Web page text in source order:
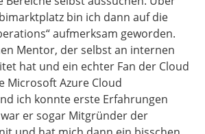
bin ich dann auf die
aufmerksam geworden.
Mentor, der selbst an internen
hat und ein echter Fan der Cloud
Microsoft Azure Cloud
ich konnte erste Erfahrungen
er sogar Mitgründer der